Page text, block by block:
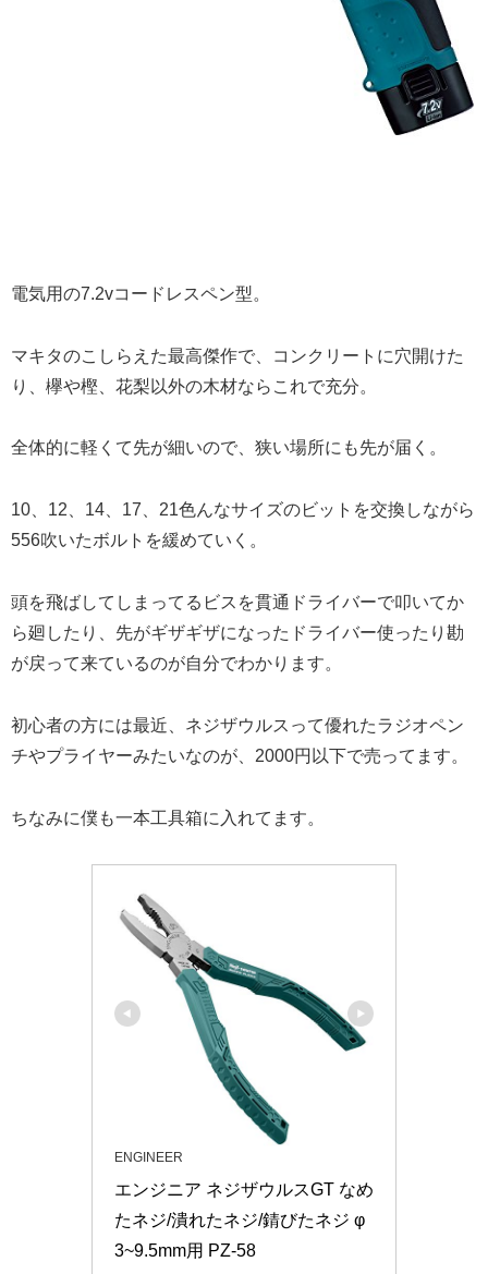
電気用の7.2vコードレスペン型。
マキタのこしらえた最高傑作で、コンクリートに穴開けた
り、欅や樫、花梨以外の木材ならこれで充分。
全体的に軽くて先が細いので、狭い場所にも先が届く。
10、12、14、17、21色んなサイズのビットを交換しながら
556吹いたボルトを緩めていく。
頭を飛ばしてしまってるビスを貫通ドライバーで叩いてか
ら廻したり、先がギザギザになったドライバー使ったり勘
が戻って来ているのが自分でわかります。
初心者の方には最近、ネジザウルスって優れたラジオペン
チやプライヤーみたいなのが、2000円以下で売ってます。
ちなみに僕も一本工具箱に入れてます。
ENGINEER
エンジニア ネジザウルスGT なめ
たネジ/潰れたネジ/錆びたネジ φ
3~9.5mm用 PZ-58